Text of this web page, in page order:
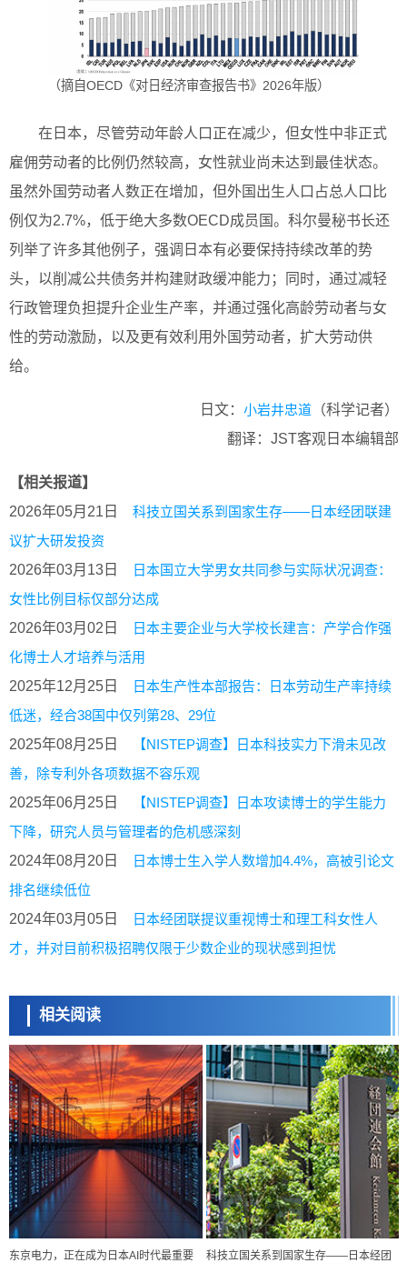
（摘自OECD《对日经济审查报告书》2026年版）
在日本，尽管劳动年龄人口正在减少，但女性中非正式
雇佣劳动者的比例仍然较高，女性就业尚未达到最佳状态。
虽然外国劳动者人数正在增加，但外国出生人口占总人口比
例仅为2.7%，低于绝大多数OECD成员国。科尔曼秘书长还
列举了许多其他例子，强调日本有必要保持持续改革的势
头，以削减公共债务并构建财政缓冲能力；同时，通过减轻
行政管理负担提升企业生产率，并通过强化高龄劳动者与女
性的劳动激励，以及更有效利用外国劳动者，扩大劳动供
给。
日文： 小岩井忠道 （科学记者）
翻译：JST客观日本编辑部
【相关报道】
2026年05月21日 科技立国关系到国家生存——日本经团联建
议扩大研发投资
2026年03月13日
日本国立大学男女共同参与实际状况调查：
女性比例目标仅部分达成
2026年03月02日
日本主要企业与大学校长建言：产学合作强
化博士人才培养与活用
2025年12月25日
日本生产性本部报告：日本劳动生产率持续
低迷，经合38国中仅列第28、29位
2025年08月25日
【NISTEP调查】日本科技实力下滑未见改
善，除专利外各项数据不容乐观
2025年06月25日
【NISTEP调查】日本攻读博士的学生能力
下降，研究人员与管理者的危机感深刻
2024年08月20日
日本博士生入学人数增加4.4%，高被引论文
排名继续低位
2024年03月05日
日本经团联提议重视博士和理工科女性人
才，并对目前积极招聘仅限于少数企业的现状感到担忧
相关阅读
东京电力，正在成为日本AI时代最重要
科技立国关系到国家生存——日本经团